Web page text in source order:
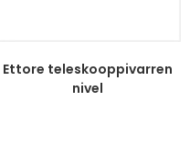
Ettore teleskooppivarren
nivel